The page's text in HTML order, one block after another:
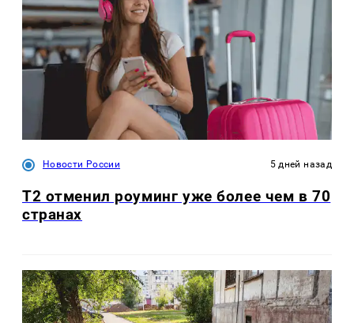
Новости России 5 дней назад
Т2 отменил роуминг уже более чем в 70
странах